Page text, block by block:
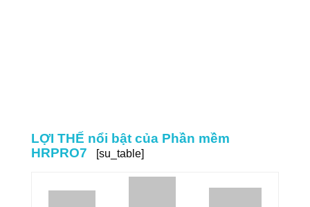
LỢI THẾ nổi bật của Phần mềm
HRPRO7
[su_table]